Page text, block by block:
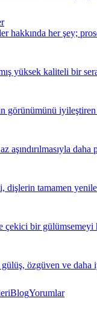
her şey;
yüksek kaliteli bir
görünümünü
aşındırılmasıyla
dişlerin tamamen
çekici bir
özgüven ve
BlogYorumlar